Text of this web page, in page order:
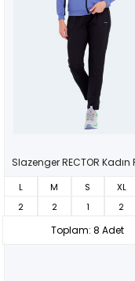
L M S XL
2
2 1 2
Toplam: 8 Adet